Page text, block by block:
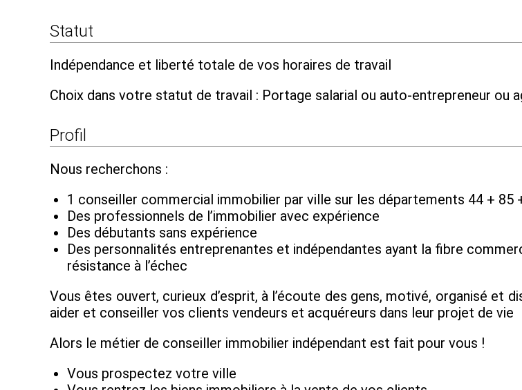
Statut
Indépendance et liberté totale de vos horaires de travail
Choix dans votre statut de travail : Portage salarial ou auto-entrepreneur ou
Profil
Nous recherchons :
1 conseiller commercial immobilier par ville sur les départements 44 + 85
Des professionnels de l’immobilier avec expérience
Des débutants sans expérience
Des personnalités entreprenantes et indépendantes ayant la fibre
résistance à l’échec
Vous êtes ouvert, curieux d’esprit, à l’écoute des gens, motivé, organisé et
aider et conseiller vos clients vendeurs et acquéreurs dans leur projet de vie
Alors le métier de conseiller immobilier indépendant est fait pour vous !
Vous prospectez votre ville